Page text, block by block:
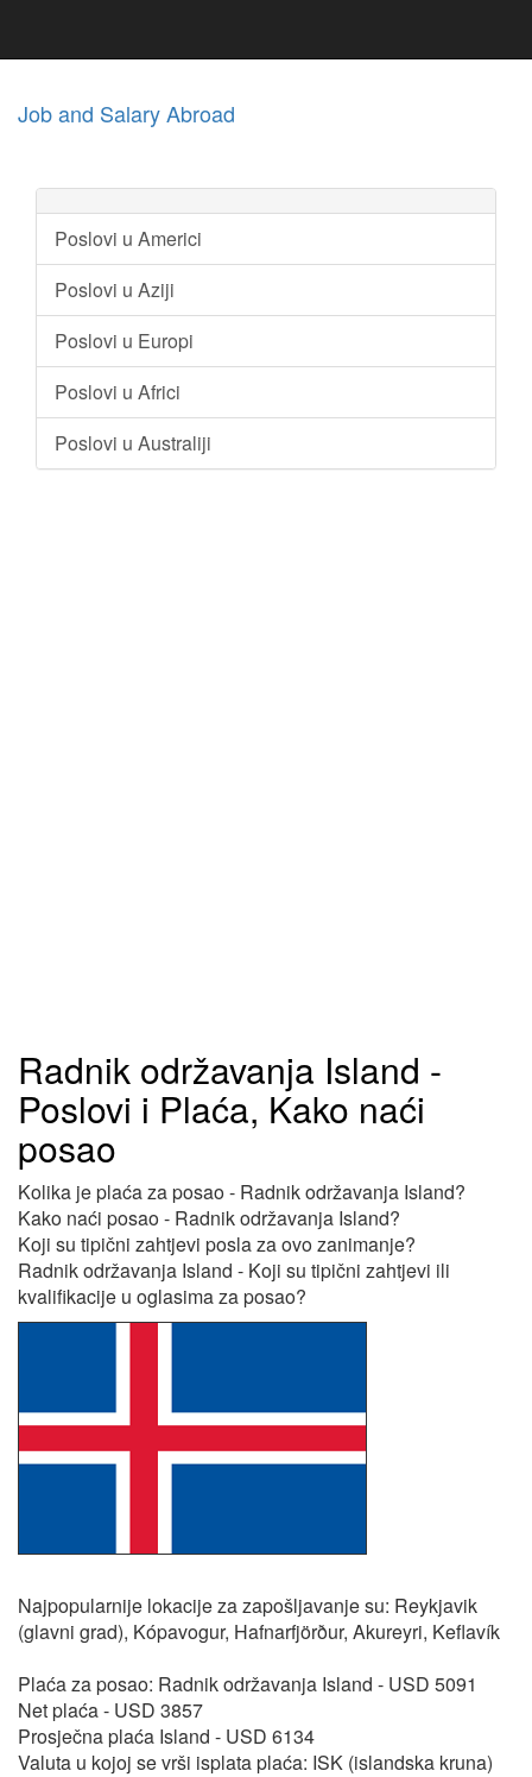
Job and Salary Abroad
Poslovi u Americi
Poslovi u Aziji
Poslovi u Europi
Poslovi u Africi
Poslovi u Australiji
Radnik održavanja Island -
Poslovi i Plaća, Kako naći
posao
Kolika je plaća za posao - Radnik održavanja Island?
Kako naći posao - Radnik održavanja Island?
Koji su tipični zahtjevi posla za ovo zanimanje?
Radnik održavanja Island - Koji su tipični zahtjevi ili
kvalifikacije u oglasima za posao?
Najpopularnije lokacije za zapošljavanje su: Reykjavik
(glavni grad), Kópavogur, Hafnarfjörður, Akureyri, Keflavík
Plaća za posao: Radnik održavanja Island - USD 5091
Net plaća - USD 3857
Prosječna plaća Island - USD 6134
Valuta u kojoj se vrši isplata plaća: ISK (islandska kruna)